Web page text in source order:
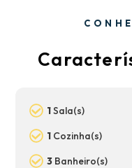
1Sala(s)
1 Cozinha(s)
3 Banheiro(s)